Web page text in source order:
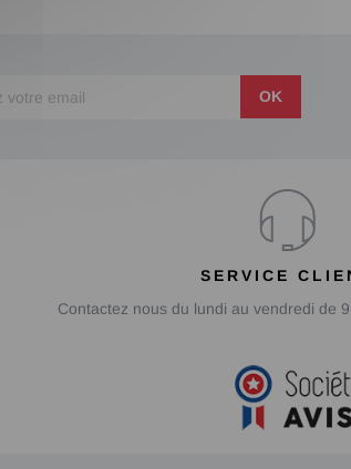
OK
SERVICE
Contactez nous du lundi au vendredi de